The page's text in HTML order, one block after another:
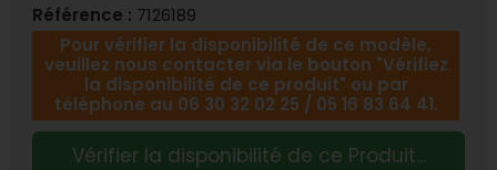
Référence : 7126189
Pour vérifier la disponibilité de ce modèle,
veuillez nous contacter via le bouton "Vérifiez
la disponibilité de ce produit" ou par
téléphone au 06 30 32 02 25 / 05 16 83 64 41.
Vérifier la disponibilité de ce Produit...